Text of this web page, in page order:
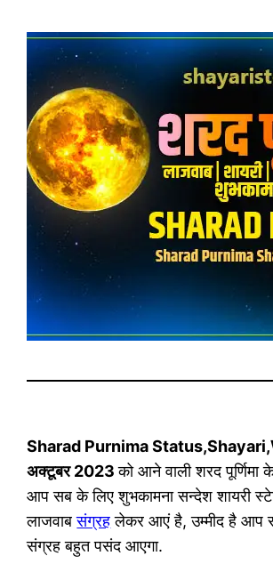
Sharad Purnima
अक्टूबर 2023को आने वाली शरद पूर्णिमा
आप सब के लिए शुभकामना सन्देश शायरी
लाजवाबसंग्रहलेकर आएं है, उम्मीद है आप
संग्रह बहुत पसंद आएगा.